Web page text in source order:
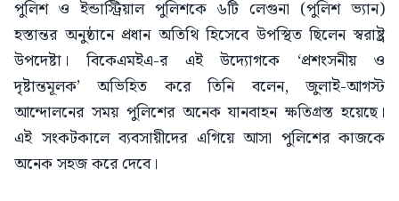
পুলিশ ও ইন্ডাস্ট্রিয়াল পুলিশকে ৬টি লেগুনা (পুলিশ ভ্যান)
হস্তান্তর অনুষ্ঠানে প্রধান অতিথি হিসেবে উপস্থিত ছিলেন স্বরাষ্ট্র
উপদেষ্টা। বিকেএমইএ-র এই উদ্যোগকে ‘প্রশংসনীয় ও
দৃষ্টান্তমূলক’ অভিহিত করে তিনি বলেন, জুলাই-আগস্ট
আন্দোলনের সময় পুলিশের অনেক যানবাহন ক্ষতিগ্রস্ত হয়েছে।
এই সংকটকালে ব্যবসায়ীদের এগিয়ে আসা পুলিশের কাজকে
অনেক সহজ করে দেবে।